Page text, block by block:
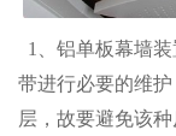
1、铝单板幕墙
带进行必要的维
层，故要避免该